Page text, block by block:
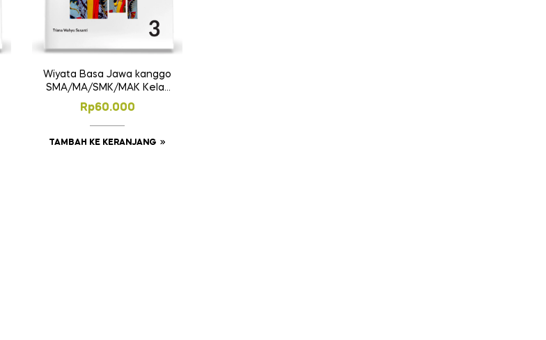
Wiyata Basa Jawa kanggo
SMA/MA/SMK/MAK Kelas
XII
Rp60.000
TAMBAH KE KERANJANG